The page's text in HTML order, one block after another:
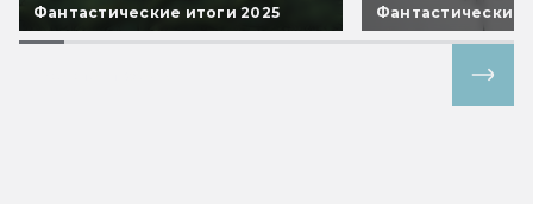
Фантастические итоги 2025 Фантастические